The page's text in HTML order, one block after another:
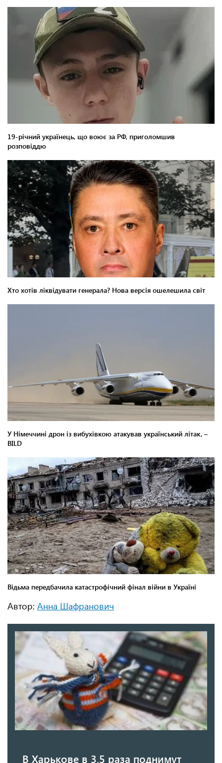
Автор: Анна Шафранович
В Харькове в 3,5 раза поднимут